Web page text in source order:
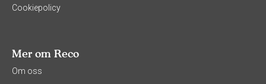
Cookiepolicy
Mer om Reco
Om oss